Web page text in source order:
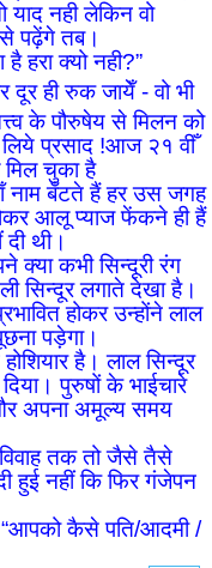
नही लेकिन वो
पढ़ेंगे तब।
हरा क्यो नही?”
दूर ही रुक जायेँ - वो भी
के पौरुषेय से मिलन को
लिये प्रसाद !आज २१ वीँ
मिल चुका है
नाम बँटते हैं हर उस जगह
आलू प्याज फेंकने ही हैं
थी।
क्या कभी सिन्दूरी रंग
सिन्दूर लगाते देखा है।
होकर उन्होंने लाल
पड़ेगा।
है। लाल सिन्दूर
पुरुषों के भाईचारे
और अपना अमूल्य समय
तक तो जैसे तैसे
हुई नहीं कि फिर गंजेपन
“आपको कैसे पति/आदमी /